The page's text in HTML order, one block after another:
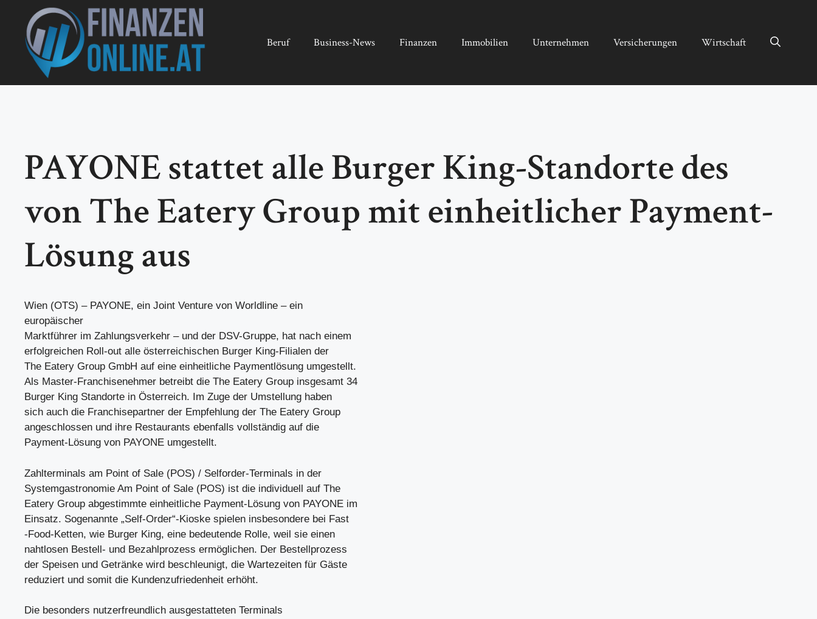
springen
Beruf Business-News Finanzen Immobilien Unternehmen Versicherungen Wirtschaft
PAYONE stattet alle Burger King-Standorte des
von The Eatery Group mit einheitlicher Payment-
Lösung aus
Wien (OTS) – PAYONE, ein Joint Venture von Worldline – ein
europäischer
Marktführer im Zahlungsverkehr – und der DSV-Gruppe, hat nach einem
erfolgreichen Roll-out alle österreichischen Burger King-Filialen der
The Eatery Group GmbH auf eine einheitliche Paymentlösung umgestellt.
Als Master-Franchisenehmer betreibt die The Eatery Group insgesamt 34
Burger King Standorte in Österreich. Im Zuge der Umstellung haben
sich auch die Franchisepartner der Empfehlung der The Eatery Group
angeschlossen und ihre Restaurants ebenfalls vollständig auf die
Payment-Lösung von PAYONE umgestellt.
Zahlterminals am Point of Sale (POS) / Selforder-Terminals in der
Systemgastronomie Am Point of Sale (POS) ist die individuell auf The
Eatery Group abgestimmte einheitliche Payment-Lösung von PAYONE im
Einsatz. Sogenannte „Self-Order“-Kioske spielen insbesondere bei Fast
-Food-Ketten, wie Burger King, eine bedeutende Rolle, weil sie einen
nahtlosen Bestell- und Bezahlprozess ermöglichen. Der Bestellprozess
der Speisen und Getränke wird beschleunigt, die Wartezeiten für Gäste
reduziert und somit die Kundenzufriedenheit erhöht.
Die besonders nutzerfreundlich ausgestatteten Terminals